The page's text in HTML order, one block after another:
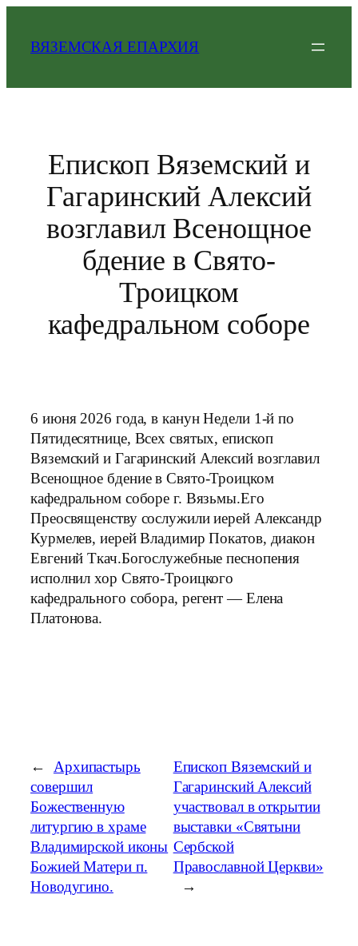
содержимому
ВЯЗЕМСКАЯ ЕПАРХИЯ
Епископ Вяземский и
Гагаринский Алексий
возглавил Всенощное
бдение в Свято-
Троицком
кафедральном соборе
6 июня 2026 года, в канун Недели 1-й по
Пятидесятнице, Всех святых, епископ
Вяземский и Гагаринский Алексий возглавил
Всенощное бдение в Свято-Троицком
кафедральном соборе г. Вязьмы.Его
Преосвященству сослужили иерей Александр
Курмелев, иерей Владимир Покатов, диакон
Евгений Ткач.Богослужебные песнопения
исполнил хор Свято-Троицкого
кафедрального собора, регент — Елена
Платонова.
←
Архипастырь
совершил
Божественную
литургию в храме
Владимирской иконы
Божией Матери п.
Новодугино.
Епископ Вяземский и
Гагаринский Алексий
участвовал в открытии
выставки «Святыни
Сербской
Православной Церкви»
→